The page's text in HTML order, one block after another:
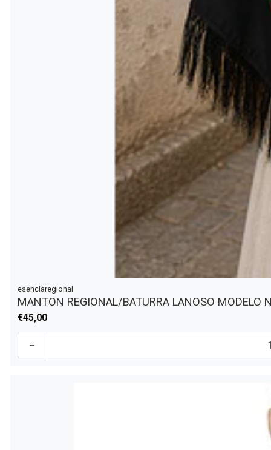
esenciaregional
MANTON REGIONAL/BATURRA LANOSO MODELO
€45,00
-